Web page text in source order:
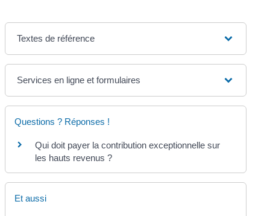
Textes de référence
Services en ligne et formulaires
Questions ? Réponses !
Qui doit payer la contribution exceptionnelle sur
les hauts revenus ?
Et aussi